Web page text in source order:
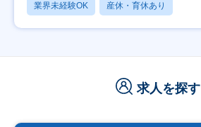
業界未経験OK 産休・育休あり
求人を探す